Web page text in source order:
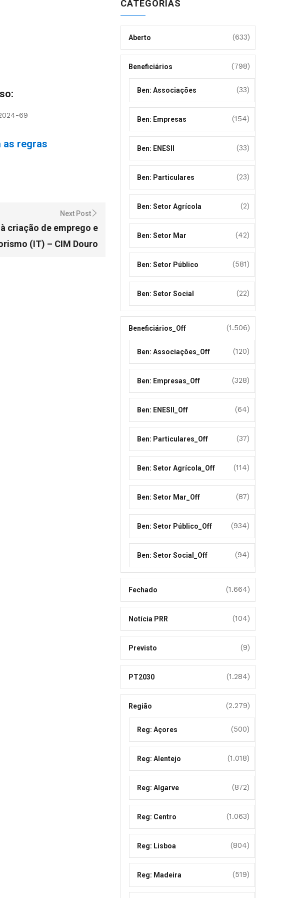
69
as regras
Next Post
criação de emprego e
(IT) – CIM Douro
CATEGORIAS
Aberto (633)
Beneficiários (798)
Ben: Associações (33)
Ben: Empresas (154)
Ben: ENESII (33)
Ben: Particulares (23)
Ben: Setor Agrícola (2)
Ben: Setor Mar (42)
Ben: Setor Público (581)
Ben: Setor Social (22)
Beneficiários_Off (1.506)
Ben: Associações_Off (120)
Ben: Empresas_Off (328)
Ben: ENESII_Off (64)
Ben: Particulares_Off (37)
Ben: Setor Agrícola_Off (114)
Ben: Setor Mar_Off (87)
Ben: Setor Público_Off (934)
Ben: Setor Social_Off (94)
Fechado (1.664)
Notícia PRR (104)
Previsto (9)
PT2030 (1.284)
Região (2.279)
Reg: Açores (500)
Reg: Alentejo (1.018)
Reg: Algarve (872)
Reg: Centro (1.063)
Reg: Lisboa (804)
Reg: Madeira (519)